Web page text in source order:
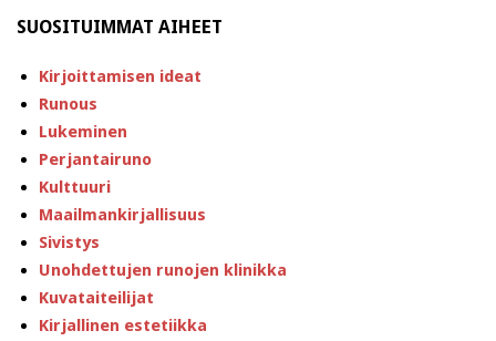
SUOSITUIMMAT AIHEET
Kirjoittamisen ideat
Runous
Lukeminen
Perjantairuno
Kulttuuri
Maailmankirjallisuus
Sivistys
Unohdettujen runojen klinikka
Kuvataiteilijat
Kirjallinen estetiikka